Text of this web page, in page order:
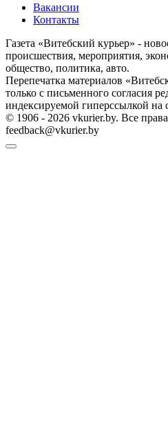
Вакансии
Контакты
Газета «Витебский курьер» -
происшествия, мероприятия,
общество, политика, авто.
Перепечатка материалов
только с письменного согласия
индексируемой гиперссылкой на
© 1906 - 2026 vkurier.by. Все
feedback@vkurier.by